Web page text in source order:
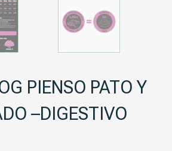
PIENSO PATO Y
–DIGESTIVO